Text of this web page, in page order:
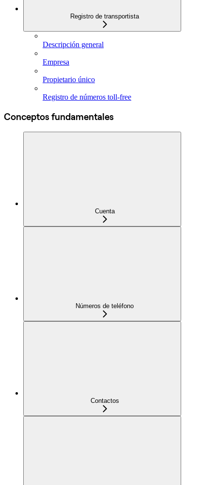
Registro de transportista
Descripción general
Empresa
Propietario único
Registro de números toll‑free
Conceptos fundamentales
Cuenta
Números de teléfono
Contactos